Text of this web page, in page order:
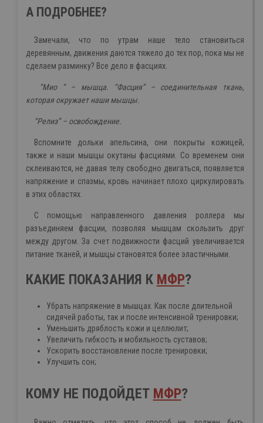
А ПОДРОБНЕЕ?
Замечали, что по утрам наше тело становиться
деревянным, движения даются тяжело до тех пор, пока мы не
сделаем разминку? Все дело в фасциях.
“Мио “ – мышца. “Фасция” – соединительная ткань,
которая окружает наши мышцы.
“Релиз” – освобождение.
Вспомните дольки апельсина, они покрыты кожицей,
также и наши мышцы окутаны фасциями. Со временем они
склеиваются, не давая телу свободно двигаться, появляется
напряжение и спазмы, кровь начинает плохо циркулировать
в этих областях.
С помощью направленного давления роллера мы
разъединяем фасции, позволяя мышцам скользить друг
между другом. За счет подвижности фасций увеличивается
питание тканей, и мышцы становятся более эластичными.
КАКИЕ ПОКАЗАНИЯ К МФР?
Убрать напряжение в мышцах. Как после длительной
сидячей работы, так и после интенсивной тренировки;
Уменьшить дряблость кожи и целлюлит;
Увеличить гибкость и мобильность суставов;
Ускорить восстановление после тренировки;
Улучшить сон;
КОМУ НЕ ПОДОЙДЕТ МФР?